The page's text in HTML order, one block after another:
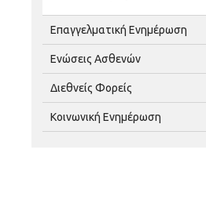
Επαγγελματική Ενημέρωση
Ενώσεις Ασθενών
Διεθνείς Φορείς
Κοινωνική Ενημέρωση